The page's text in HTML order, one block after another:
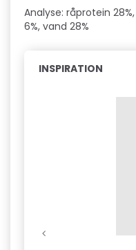
Analyse: råprotein
6%, vand 28%
INSPIRATION